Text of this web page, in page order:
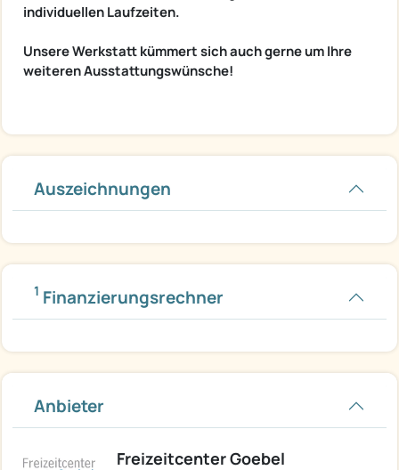
individuellen Laufzeiten.
Unsere Werkstatt kümmert sich auch gerne um Ihre
weiteren Ausstattungswünsche!
Auszeichnungen
1 Finanzierungsrechner
Anbieter
Freizeitcenter Goebel